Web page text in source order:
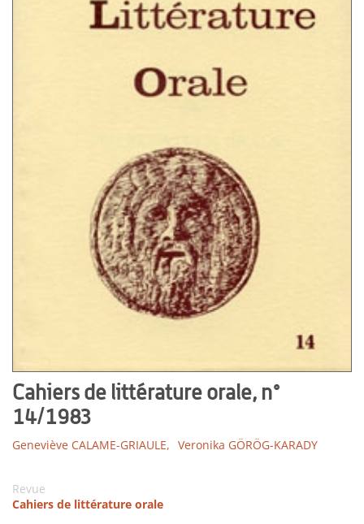
Cahiers de littérature orale, n°
14/1983
Geneviève CALAME-GRIAULE, Veronika GÖRÖG-KARADY
Revue
Cahiers de littérature orale